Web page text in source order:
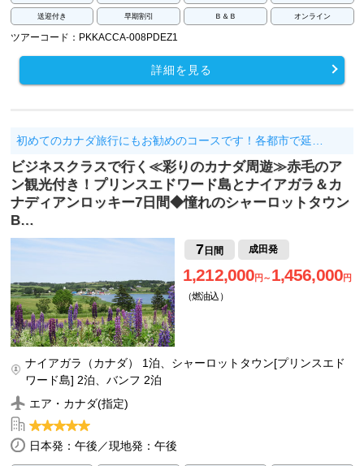
送迎付き 早期割引 Ｂ＆Ｂ オンライン
ツアーコード：PKKACCA-008PDEZ1
詳細を見る
初めてのカナダ旅行にもお勧めのコースです！各都市で延…
ビジネスクラスで行く≪彩りのカナダ周遊≫赤毛のア
ン観光付き！プリンスエドワード島とナイアガラ＆カ
ナディアンロッキー7日間◆憧れのシャーロットタウン
B…
7 日間 成田発
1,212,000円～ 1,456,000円
（燃油込）
ナイアガラ（カナダ） 1泊、シャーロットタウン[プリンスエド
ワード島] 2泊、バンフ 2泊
エア・カナダ(指定)
日本発：午後／現地発：午後